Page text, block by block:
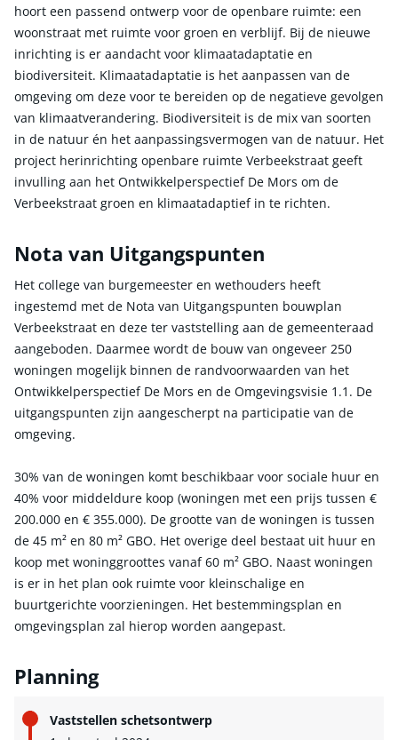
hoort een passend ontwerp voor de openbare ruimte: een
woonstraat met ruimte voor groen en verblijf. Bij de nieuwe
inrichting is er aandacht voor klimaatadaptatie en
biodiversiteit. Klimaatadaptatie is het aanpassen van de
omgeving om deze voor te bereiden op de negatieve gevolgen
van klimaatverandering. Biodiversiteit is de mix van soorten
in de natuur én het aanpassingsvermogen van de natuur. Het
project herinrichting openbare ruimte Verbeekstraat geeft
invulling aan het Ontwikkelperspectief De Mors om de
Verbeekstraat groen en klimaatadaptief in te richten.
Nota van Uitgangspunten
Het college van burgemeester en wethouders heeft
ingestemd met de Nota van Uitgangspunten bouwplan
Verbeekstraat en deze ter vaststelling aan de gemeenteraad
aangeboden. Daarmee wordt de bouw van ongeveer 250
woningen mogelijk binnen de randvoorwaarden van het
Ontwikkelperspectief De Mors en de Omgevingsvisie 1.1. De
uitgangspunten zijn aangescherpt na participatie van de
omgeving.
30% van de woningen komt beschikbaar voor sociale huur en
40% voor middeldure koop (woningen met een prijs tussen €
200.000 en € 355.000). De grootte van de woningen is tussen
de 45 m² en 80 m² GBO. Het overige deel bestaat uit huur en
koop met woninggroottes vanaf 60 m² GBO. Naast woningen
is er in het plan ook ruimte voor kleinschalige en
buurtgerichte voorzieningen. Het bestemmingsplan en
omgevingsplan zal hierop worden aangepast.
Planning
Vaststellen schetsontwerp